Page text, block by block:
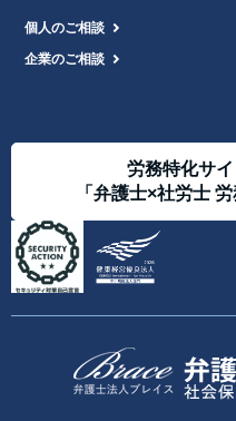
個人のご相談
企業のご相談
労務特化サイ
「弁護士×社労士 労